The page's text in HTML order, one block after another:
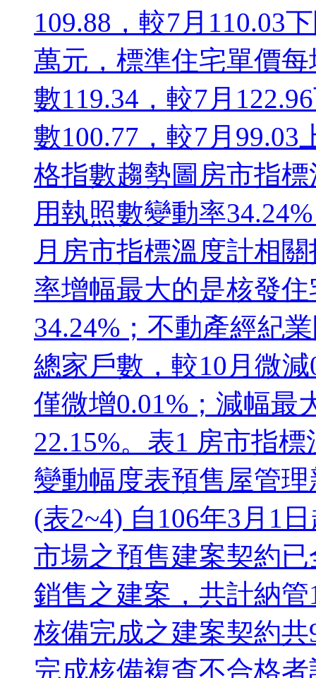
109.88，較7月110.03
萬元，標準住宅單價
數119.34，較7月
數100.77，較7月99.03
格指數趨勢圖房市指
用執照數變動率
月房市指標溫度計相
率增幅最大的是核發
34.24%；不動產經紀
總家戶數，較10月微
僅微增0.01%；減幅最
22.15%。表1 房市指
變動幅度表預售屋管
(表2~4) 自106年3月1
市場之預售建案契約
銷售之建案，共計納
核備完成之建案契約
完成核備複查不合格